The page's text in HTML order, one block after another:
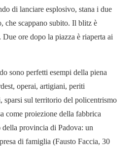
di lanciare esplosivo, stana i due
che scappano subito. Il blitz è
ore dopo la piazza è riaperta ai
sono perfetti esempi della piena
operai, artigiani, periti
sparsi sul territorio del policentrismo
come proiezione della fabbrica
provincia di Padova: un
di famiglia (Fausto Faccia, 30